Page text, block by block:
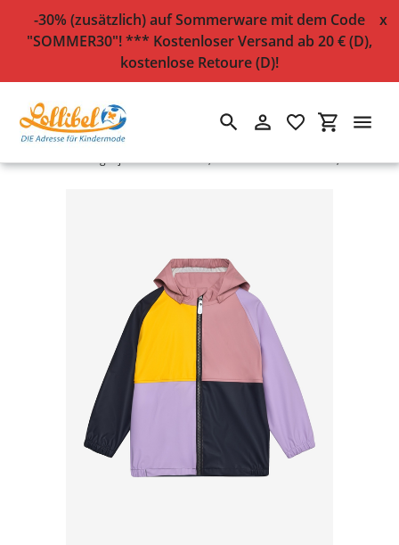
zum
-30% (zusätzlich) auf Sommerware mit dem Code
"SOMMER30"! *** Kostenloser Versand ab 20 € (D),
kostenlose Retoure (D)!
x
SuchenEinloggen
Startseite › Regenjacke "Colorblock", 10.000 mm Wassersäule, lila